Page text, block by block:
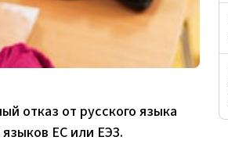
отказ от русского языка
ЕС или ЕЭЗ.